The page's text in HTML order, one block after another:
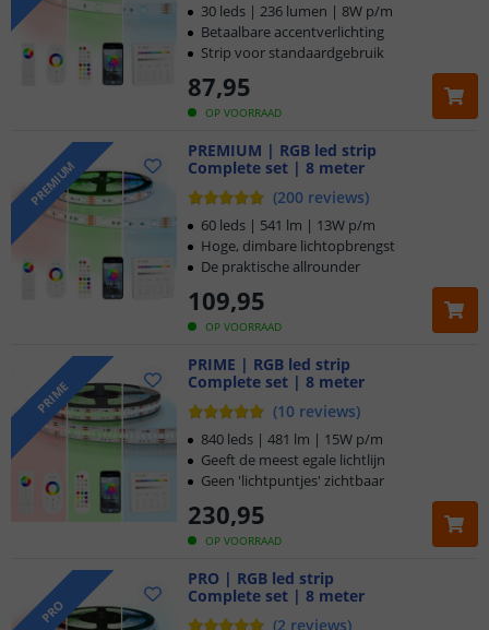
OP VOORRAAD
87,95
30 leds | 236 lumen | 8W p/m
Betaalbare accentverlichting
Strip voor standaardgebruik
PREMIUM
PREMIUM | RGB led strip
Complete set | 8 meter
(200 reviews)
OP VOORRAAD
109,95
60 leds | 541 lm | 13W p/m
Hoge, dimbare lichtopbrengst
De praktische allrounder
PRIME
PRIME | RGB led strip
Complete set | 8 meter
(10 reviews)
OP VOORRAAD
230,95
840 leds | 481 lm | 15W p/m
Geeft de meest egale lichtlijn
Geen 'lichtpuntjes' zichtbaar
PRO
PRO | RGB led strip
Complete set | 8 meter
(2 reviews)